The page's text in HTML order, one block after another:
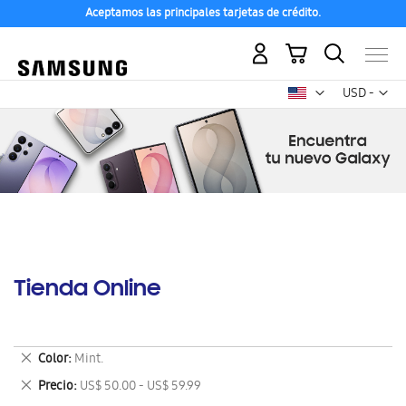
Aceptamos las principales tarjetas de crédito.
USD -
dólar
Mi carrito
Tienda Online
Color Mint.
Eliminar
este
artículo
Precio US$ 50.00 - US$ 59.99
Eliminar